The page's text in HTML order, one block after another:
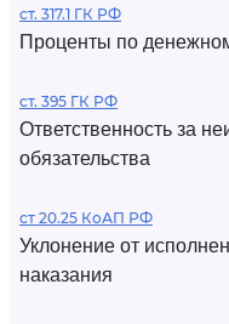
ст. 317.1 ГК РФ
Проценты по
ст. 395 ГК РФ
Ответственность за
обязательства
ст 20.25 КоАП РФ
Уклонение от
наказания